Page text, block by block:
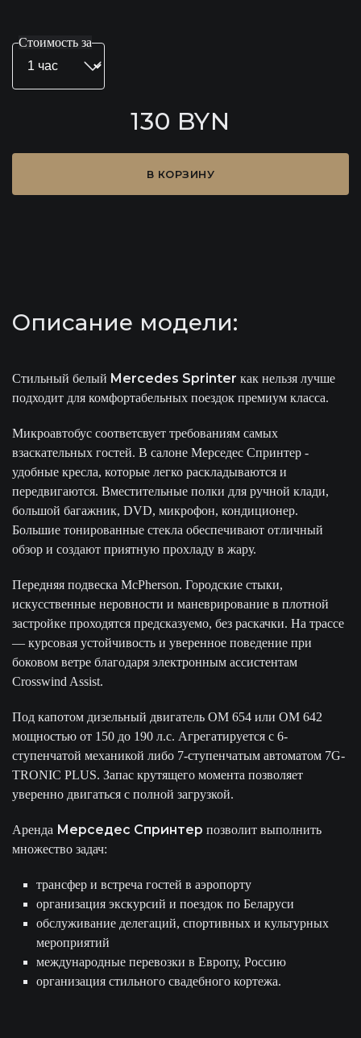
Стоимость за
130 BYN
В КОРЗИНУ
Описание модели:
Стильный белый Mercedes Sprinter как нельзя лучше
подходит для комфортабельных поездок премиум класса.
Микроавтобус соответсвует требованиям самых
взаскательных гостей. В салоне Мерседес Спринтер -
удобные кресла, которые легко раскладываются и
передвигаются. Вместительные полки для ручной клади,
большой багажник, DVD, микрофон, кондиционер.
Большие тонированные стекла обеспечивают отличный
обзор и создают приятную прохладу в жару.
Передняя подвеска McPherson. Городские стыки,
искусственные неровности и маневрирование в плотной
застройке проходятся предсказуемо, без раскачки. На трассе
— курсовая устойчивость и уверенное поведение при
боковом ветре благодаря электронным ассистентам
Crosswind Assist.
Под капотом дизельный двигатель OM 654 или OM 642
мощностью от 150 до 190 л.с. Агрегатируется с 6-
ступенчатой механикой либо 7-ступенчатым автоматом 7G-
TRONIC PLUS. Запас крутящего момента позволяет
уверенно двигаться с полной загрузкой.
Аренда Мерседес Спринтер позволит выполнить
множество задач:
трансфер и встреча гостей в аэропорту
организация экскурсий и поездок по Беларуси
обслуживание делегаций, спортивных и культурных
мероприятий
международные перевозки в Европу, Россию
организация стильного свадебного кортежа.